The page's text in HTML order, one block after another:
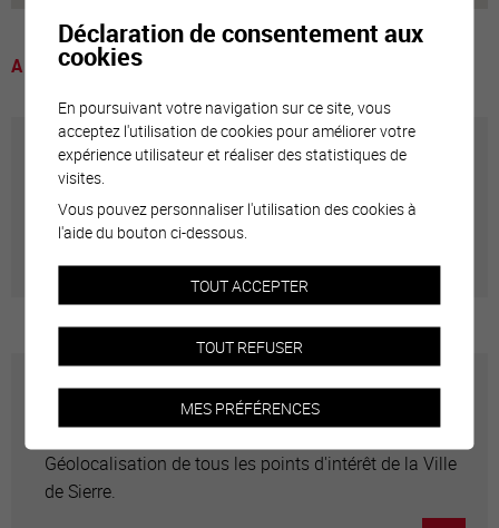
A voir
Annuaire communal
Adresses utiles en ville de Sierre
Carte interactive
Géolocalisation de tous les points d'intérêt de la Ville
de Sierre.
Déclaration de consentement aux
cookies
En poursuivant votre navigation sur ce site, vous
acceptez l'utilisation de cookies pour améliorer votre
expérience utilisateur et réaliser des statistiques de
visites.
Vous pouvez personnaliser l'utilisation des cookies à
l'aide du bouton ci-dessous.
TOUT ACCEPTER
TOUT REFUSER
MES PRÉFÉRENCES